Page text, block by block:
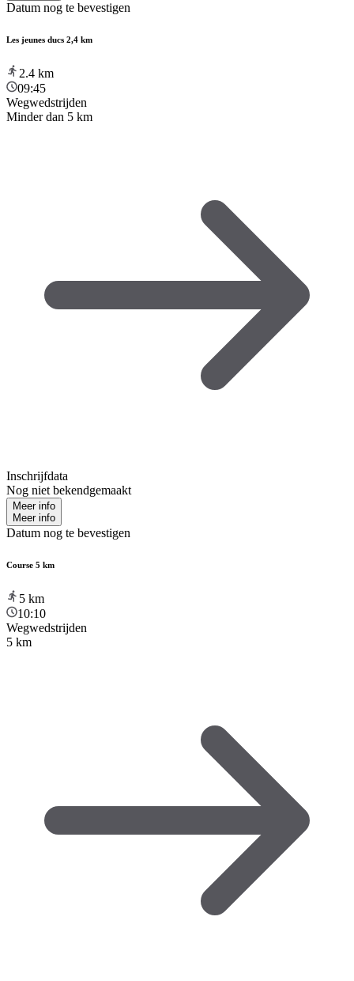
Datum nog te bevestigen
Les jeunes ducs 2,4 km
2.4 km
09:45
Wegwedstrijden
Minder dan 5 km
Inschrijfdata
Nog niet bekendgemaakt
Meer info
Meer info
Datum nog te bevestigen
Course 5 km
5 km
10:10
Wegwedstrijden
5 km